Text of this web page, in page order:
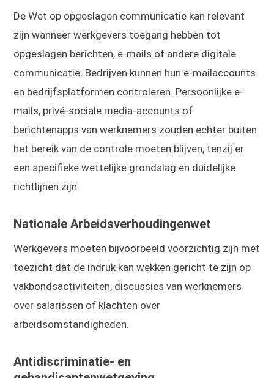
De Wet op opgeslagen communicatie kan relevant
zijn wanneer werkgevers toegang hebben tot
opgeslagen berichten, e-mails of andere digitale
communicatie. Bedrijven kunnen hun e-mailaccounts
en bedrijfsplatformen controleren. Persoonlijke e-
mails, privé-sociale media-accounts of
berichtenapps van werknemers zouden echter buiten
het bereik van de controle moeten blijven, tenzij er
een specifieke wettelijke grondslag en duidelijke
richtlijnen zijn.
Nationale Arbeidsverhoudingenwet
Werkgevers moeten bijvoorbeeld voorzichtig zijn met
toezicht dat de indruk kan wekken gericht te zijn op
vakbondsactiviteiten, discussies van werknemers
over salarissen of klachten over
arbeidsomstandigheden.
Antidiscriminatie- en